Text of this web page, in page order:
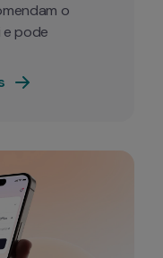
o
e pode